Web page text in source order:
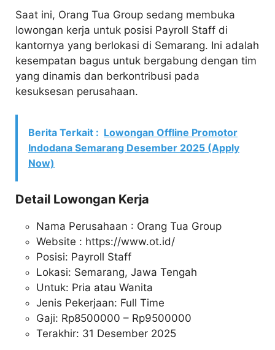
Saat ini, Orang Tua Group sedang membuka
lowongan kerja untuk posisi Payroll Staff di
kantornya yang berlokasi di Semarang. Ini adalah
kesempatan bagus untuk bergabung dengan tim
yang dinamis dan berkontribusi pada
kesuksesan perusahaan.
Berita Terkait : Lowongan Offline Promotor
Indodana Semarang Desember 2025 (Apply
Now)
Detail Lowongan Kerja
Nama Perusahaan : Orang Tua Group
Website : https://www.ot.id/
Posisi: Payroll Staff
Lokasi: Semarang, Jawa Tengah
Untuk: Pria atau Wanita
Jenis Pekerjaan: Full Time
Gaji: Rp8500000 – Rp9500000
Terakhir: 31 Desember 2025